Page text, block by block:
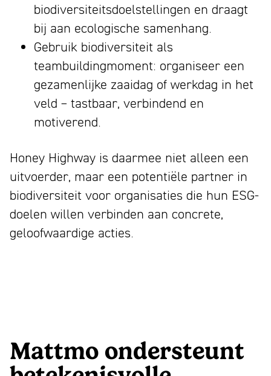
biodiversiteitsdoelstellingen en draagt
bij aan ecologische samenhang.
Gebruik biodiversiteit als
teambuildingmoment: organiseer een
gezamenlijke zaaidag of werkdag in het
veld – tastbaar, verbindend en
motiverend.
Honey Highway is daarmee niet alleen een
uitvoerder, maar een potentiële partner in
biodiversiteit voor organisaties die hun ESG-
doelen willen verbinden aan concrete,
geloofwaardige acties.
Mattmo ondersteunt